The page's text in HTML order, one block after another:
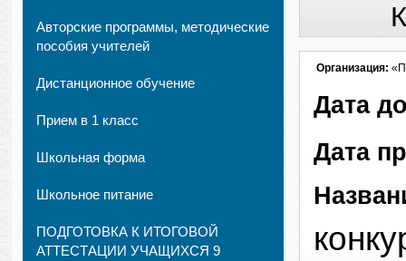
Авторские программы, методические
пособия учителей
Дистанционное обучение
Прием в 1 класс
Школьная форма
Школьное питание
ПОДГОТОВКА К ИТОГОВОЙ
АТТЕСТАЦИИ УЧАЩИХСЯ 9
Организация:
Дата
Дата